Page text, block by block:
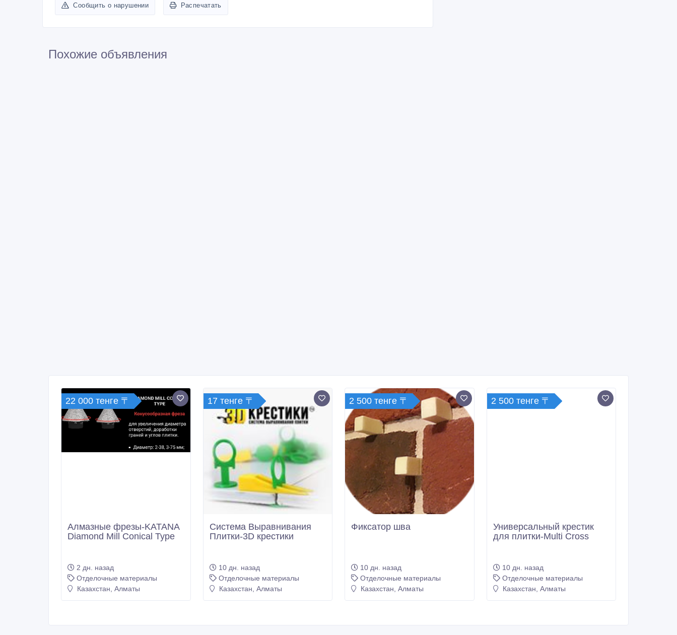
Сообщить о нарушении Распечатать
Похожие объявления
22 000 тенге 〒
Алмазные фрезы-KATANA
Diamond Mill Conical Type
2 дн. назад
Отделочные материалы
Казахстан, Алматы
17 тенге 〒
Система Выравнивания
Плитки-3D крестики
10 дн. назад
Отделочные материалы
Казахстан, Алматы
2 500 тенге 〒
Фиксатор шва
10 дн. назад
Отделочные материалы
Казахстан, Алматы
2 500 тенге 〒
Универсальный крестик
для плитки-Multi Cross
10 дн. назад
Отделочные материалы
Казахстан, Алматы